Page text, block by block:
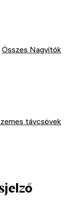
Összes Nagyítók
távcsövek